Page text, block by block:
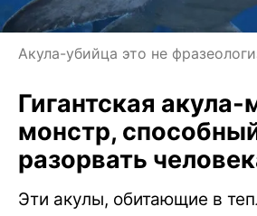
Акула-убийца это не
Гигантская
монстр,
разорвать
Эти акулы, обитающие в